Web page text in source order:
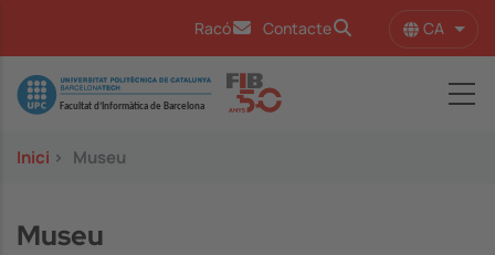
Racó Contacte CA
Image
Inici > Museu
Museu